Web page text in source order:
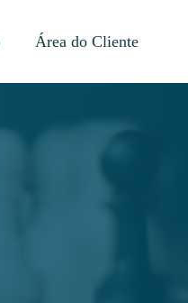
Área do Cliente